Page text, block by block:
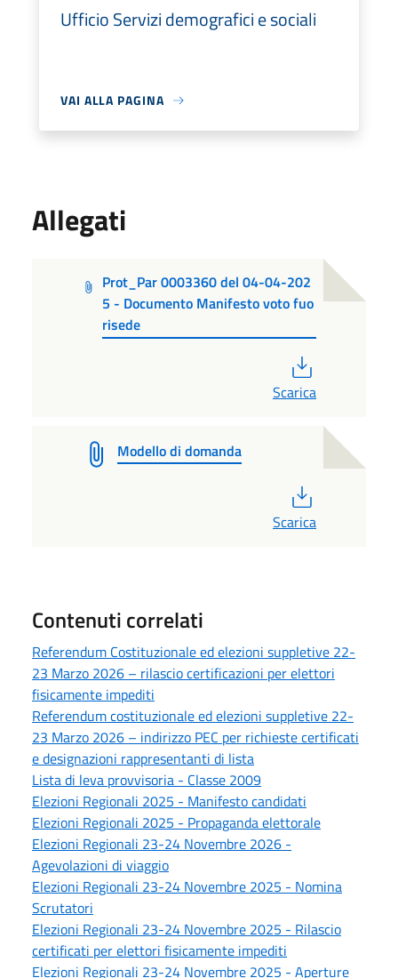
Ufficio Servizi demografici e sociali
VAI ALLA PAGINA
Allegati
Prot_Par 0003360 del 04-04-202
5 - Documento Manifesto voto fuo
risede
Scarica
Modello di domanda
Scarica
Contenuti correlati
Referendum Costituzionale ed elezioni suppletive 22-
23 Marzo 2026 – rilascio certificazioni per elettori
fisicamente impediti
Referendum costituzionale ed elezioni suppletive 22-
23 Marzo 2026 – indirizzo PEC per richieste certificati
e designazioni rappresentanti di lista
Lista di leva provvisoria - Classe 2009
Elezioni Regionali 2025 - Manifesto candidati
Elezioni Regionali 2025 - Propaganda elettorale
Elezioni Regionali 23-24 Novembre 2026 -
Agevolazioni di viaggio
Elezioni Regionali 23-24 Novembre 2025 - Nomina
Scrutatori
Elezioni Regionali 23-24 Novembre 2025 - Rilascio
certificati per elettori fisicamente impediti
Elezioni Regionali 23-24 Novembre 2025 - Aperture